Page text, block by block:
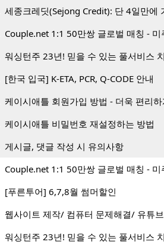
세종크레딧(Sejong Credit): 단 4일만에
Couple.net 1:1 50만쌍 글로벌 매칭 -
워싱턴주 23년! 믿을 수 있는 풀서비스
[한국 입국] K-ETA, PCR, Q-CODE 안내
케이시애틀 회원가입 방법 - 더욱 편리
케이시애틀 비밀번호 재설정하는 방법
게시글, 댓글 작성 시 유의사항
Couple.net 1:1 50만쌍 글로벌 매칭 -
[푸른투어] 6,7,8월 썸머할인
웹사이트 제작/ 컴퓨터 문제해결/ 유튜
워싱턴주 23년! 믿을 수 있는 풀서비스